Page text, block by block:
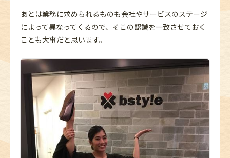
あとは業務に求められるものも会社やサービスのステージ
によって異なってくるので、そこの認識を一致させておく
ことも大事だと思います。